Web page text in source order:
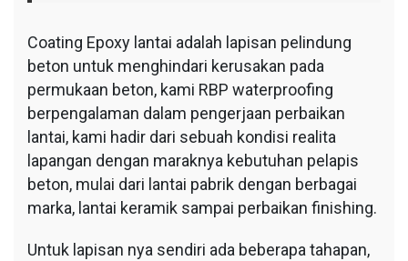
Coating Epoxy lantai adalah lapisan pelindung
beton untuk menghindari kerusakan pada
permukaan beton, kami RBP waterproofing
berpengalaman dalam pengerjaan perbaikan
lantai, kami hadir dari sebuah kondisi realita
lapangan dengan maraknya kebutuhan pelapis
beton, mulai dari lantai pabrik dengan berbagai
marka, lantai keramik sampai perbaikan finishing.
Untuk lapisan nya sendiri ada beberapa tahapan,